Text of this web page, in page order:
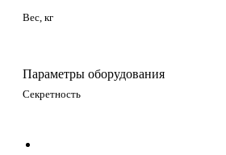
Вес, кг
Параметры оборудования
Секретность